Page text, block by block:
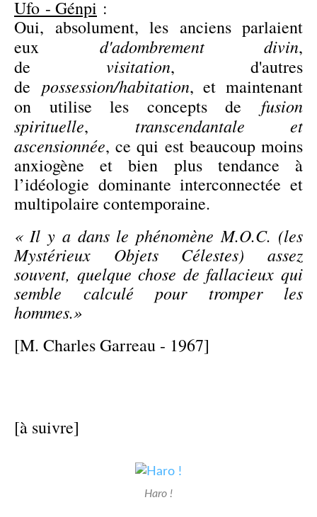
Ufo - Génpi :
Oui, absolument, les anciens parlaient
eux d'adombrement divin,
de visitation, d'autres
de possession/habitation, et maintenant
on utilise les concepts de fusion
spirituelle, transcendantale et
ascensionnée, ce qui est beaucoup moins
anxiogène et bien plus tendance à
l’idéologie dominante interconnectée et
multipolaire contemporaine.
« Il y a dans le phénomène M.O.C. (les
Mystérieux Objets Célestes) assez
souvent, quelque chose de fallacieux qui
semble calculé pour tromper les
hommes.»
[M. Charles Garreau - 1967]
[à suivre]
Haro !